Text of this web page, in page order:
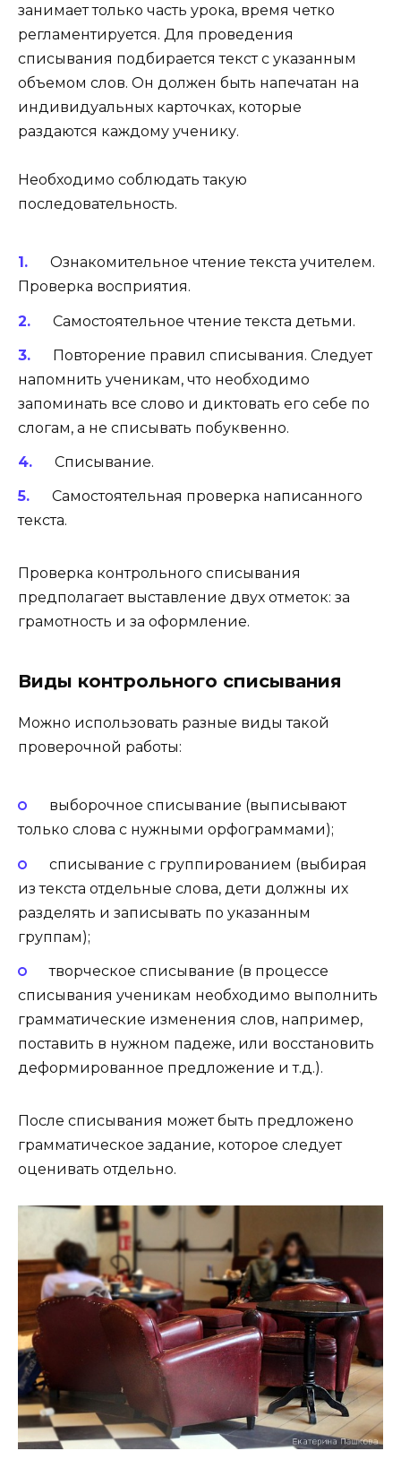
занимает только часть урока, время четко
регламентируется. Для проведения
списывания подбирается текст с указанным
объемом слов. Он должен быть напечатан на
индивидуальных карточках, которые
раздаются каждому ученику.
Необходимо соблюдать такую
последовательность.
Ознакомительное чтение текста учителем.
Проверка восприятия.
Самостоятельное чтение текста детьми.
Повторение правил списывания. Следует
напомнить ученикам, что необходимо
запоминать все слово и диктовать его себе по
слогам, а не списывать побуквенно.
Списывание.
Самостоятельная проверка написанного
текста.
Проверка контрольного списывания
предполагает выставление двух отметок: за
грамотность и за оформление.
Виды контрольного списывания
Можно использовать разные виды такой
проверочной работы:
выборочное списывание (выписывают
только слова с нужными орфограммами);
списывание с группированием (выбирая
из текста отдельные слова, дети должны их
разделять и записывать по указанным
группам);
творческое списывание (в процессе
списывания ученикам необходимо выполнить
грамматические изменения слов, например,
поставить в нужном падеже, или восстановить
деформированное предложение и т.д.).
После списывания может быть предложено
грамматическое задание, которое следует
оценивать отдельно.